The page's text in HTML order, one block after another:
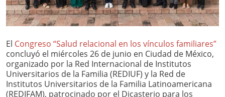
El Congreso “Salud relacional en los vínculos familiares”
concluyó el miércoles 26 de junio en Ciudad de México,
organizado por la Red Internacional de Institutos
Universitarios de la Familia (REDIUF) y la Red de
Institutos Universitarios de la Familia Latinoamericana
(REDIFAM), patrocinado por el Dicasterio para los